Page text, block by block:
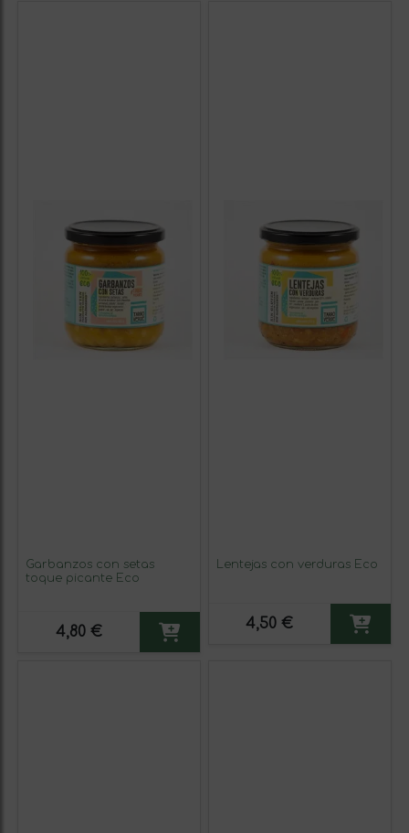
Garbanzos con setas
toque picante Eco
4,80 €
Lentejas con verduras Eco
4,50 €